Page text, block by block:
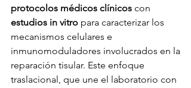
protocolos médicos clínicos con
estudios in vitro para caracterizar los
mecanismos celulares e
inmunomoduladores involucrados en la
reparación tisular. Este enfoque
traslacional, que une el laboratorio con